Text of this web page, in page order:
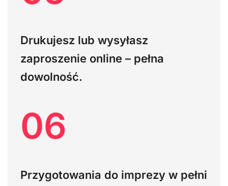
Drukujesz lub wysyłasz
zaproszenie online – pełna
dowolność.
06
Przygotowania do imprezy w pełni